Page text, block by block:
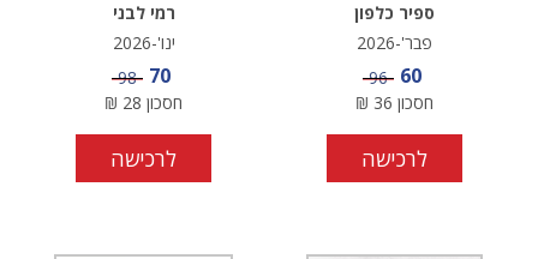
ספיר כלפון
פבר'-2026
מחיר מבצע
60 מחיר
96
חסכון 36
₪
לרכישה
רמי לבני
ינו'-2026
מחיר מבצע
70 מחיר
98
חסכון 28
₪
לרכישה